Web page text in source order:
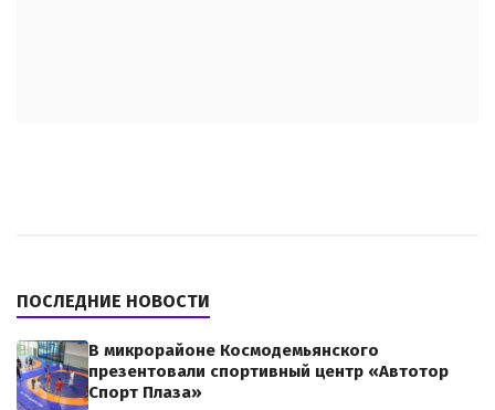
ПОСЛЕДНИЕ НОВОСТИ
В микрорайоне Космодемьянского
презентовали спортивный центр «Автотор
Спорт Плаза»